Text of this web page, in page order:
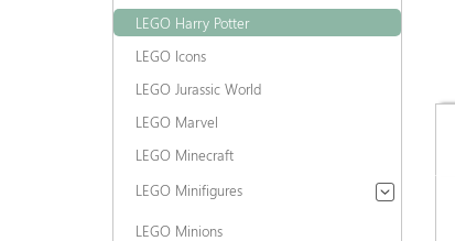
LEGO Harry Potter
LEGO Icons
LEGO Jurassic World
LEGO Marvel
LEGO Minecraft
LEGO Minifigures
LEGO Minions